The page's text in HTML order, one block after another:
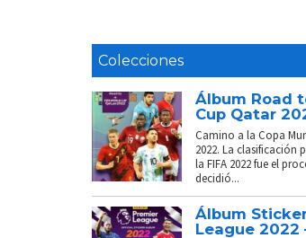
Colecciones
Álbum Road
Cup Qatar
Camino a la Copa
2022. La clasificación
la FIFA 2022 fue el
decidió...
Álbum
League 2022